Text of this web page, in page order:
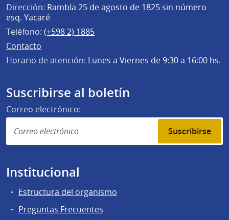
Dirección: Rambla 25 de agosto de 1825 sin número
esq. Yacaré
Teléfono: (+598 2) 1885
Contacto
Horario de atención: Lunes a Viernes de 9:30 a 16:00 hs.
Suscribirse al boletín
Correo electrónico:
Suscribirse
Institucional
Estructura del organismo
Preguntas Frecuentes